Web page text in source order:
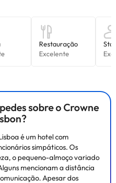
sobre o Crowne
é um hotel com
simpáticos. Os
o pequeno-almoço variado
mencionam a distância
Apesar dos